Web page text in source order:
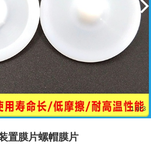
1 of3
置膜片螺帽膜片